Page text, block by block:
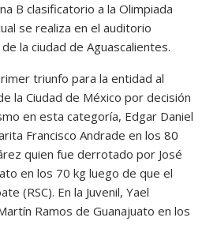
B clasificatorio a la Olimpiada
se realiza en el auditorio
la ciudad de Aguascalientes.
triunfo para la entidad al
la Ciudad de México por decisión
en esta categoría, Edgar Daniel
Francisco Andrade en los 80
quien fue derrotado por José
en los 70 kg luego de que el
(RSC). En la Juvenil, Yael
Ramos de Guanajuato en los